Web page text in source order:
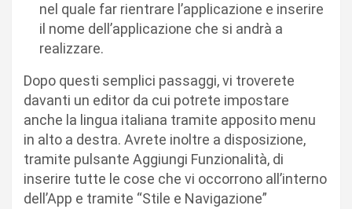
nel quale far rientrare l’applicazione e inserire
il nome dell’applicazione che si andrà a
realizzare.
Dopo questi semplici passaggi, vi troverete
davanti un editor da cui potrete impostare
anche la lingua italiana tramite apposito menu
in alto a destra. Avrete inoltre a disposizione,
tramite pulsante Aggiungi Funzionalità, di
inserire tutte le cose che vi occorrono all’interno
dell’App e tramite “Stile e Navigazione”